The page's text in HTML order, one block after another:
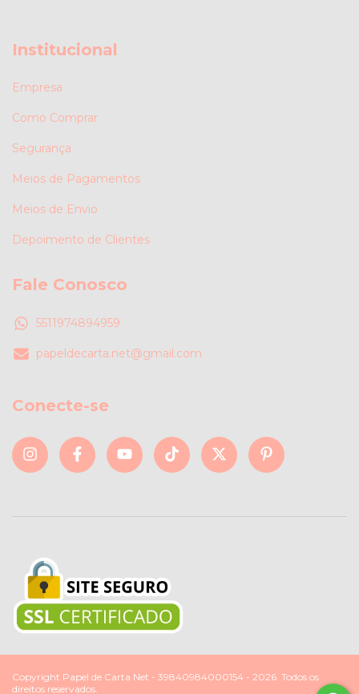
Institucional
Empresa
Como Comprar
Segurança
Meios de Pagamentos
Meios de Envio
Depoimento de Clientes
Fale Conosco
5511974894959
papeldecarta.net@gmail.com
Conecte-se
Copyright Papel de Carta Net - 39840984000154 - 2026. Todos os
direitos reservados.